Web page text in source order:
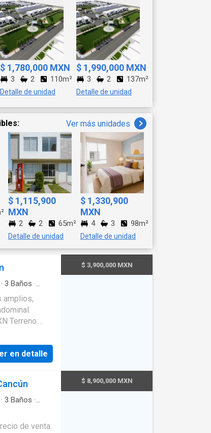
$ 1,780,000 MXN
3 2 110m²
Detalle de unidad
$ 1,990,000 MXN
3 2 137m²
Detalle de unidad
Ver más unidades
$ 1,115,900
MXN
2 2 65m²
Detalle de unidad
$ 1,330,900
MXN
4 3 98m²
Detalle de unidad
· 3 Baños ·
amplios,
Terreno:
Estudio
Cocina
amplia con
de
cercana
en detalle
$ 3,900,000 MXN
· 3 Baños ·
de venta:
$ 8,900,000 MXN